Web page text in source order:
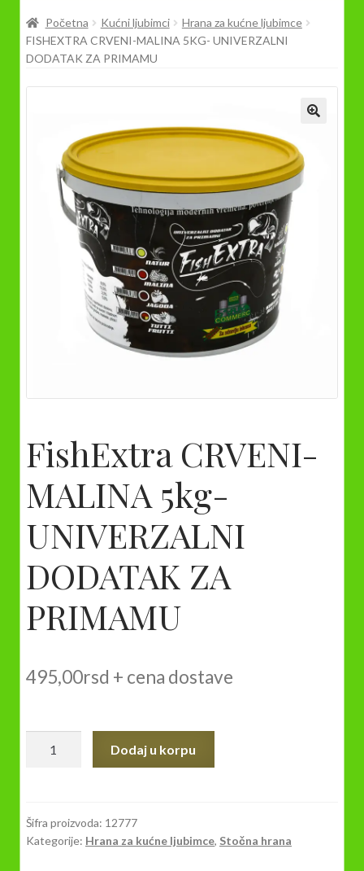
Prodavnica
Početna Kućni ljubimci
Hrana za kućne ljubimce
FISHEXTRA CRVENI-MALINA 5KG- UNIVERZALNI
DODATAK ZA PRIMAMU
FishExtra CRVENI-
MALINA 5kg-
UNIVERZALNI
DODATAK ZA
PRIMAMU
495,00rsd + cena dostave
UNIVERZALNI
DODATAK
Dodaj u korpu
Šifra proizvoda: 12777
Kategorije: Hrana za kućne ljubimce, Stočna hrana